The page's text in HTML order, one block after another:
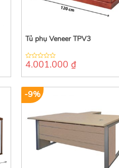
Tủ phụ Veneer TPV3
0
of
4.001.000 ₫
-9%